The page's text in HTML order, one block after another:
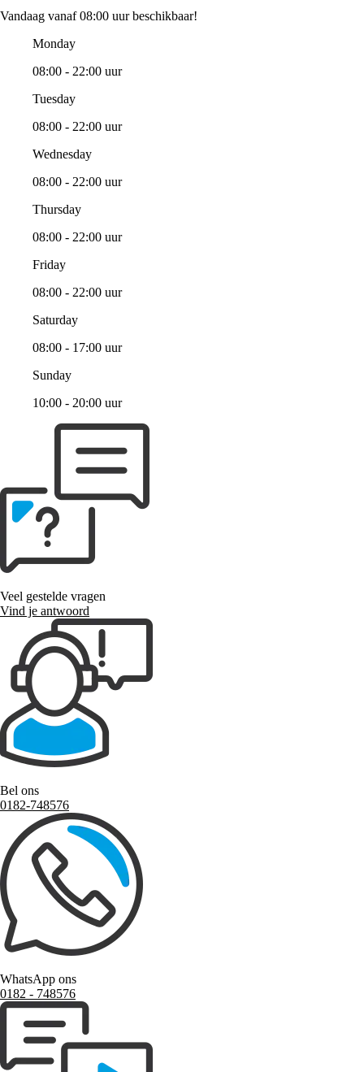
Vandaag vanaf 08:00 uur beschikbaar!
Monday
08:00 - 22:00 uur
Tuesday
08:00 - 22:00 uur
Wednesday
08:00 - 22:00 uur
Thursday
08:00 - 22:00 uur
Friday
08:00 - 22:00 uur
Saturday
08:00 - 17:00 uur
Sunday
10:00 - 20:00 uur
Veel gestelde vragen
Vind je antwoord
Bel ons
0182-748576
WhatsApp ons
0182 ‑ 748576